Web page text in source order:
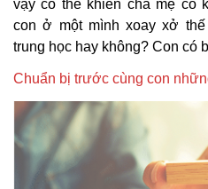
vậy có thể khiến cha mẹ có
con ở một mình xoay xở
trung học hay không? Con có
Chuẩn bị trước cùng con